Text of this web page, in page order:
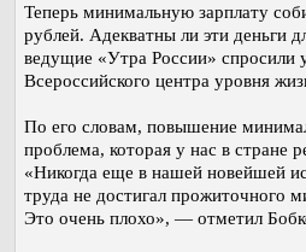
Теперь минимальную зарплату
рублей. Адекватны ли эти деньги
ведущие «Утра России» спросили
Всероссийского центра уровня
По его словам, повышение
проблема, которая у нас в стране
«Никогда еще в нашей новейшей
труда не достигал прожиточного
Это очень плохо», — отметил